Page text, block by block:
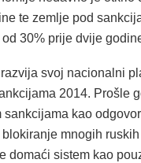
te zemlje pod
30% prije dvije
svoj nacionalni
2014. Prošle
sankcijama kao
mnogih
domaći sistem kao